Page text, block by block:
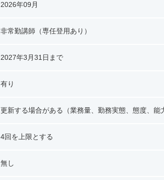
2026年09月
非常勤講師（専任登用あり）
2027年3月31日まで
有り
更新する場合がある（業務量、勤務実態、態度、
4回を上限とする
無し